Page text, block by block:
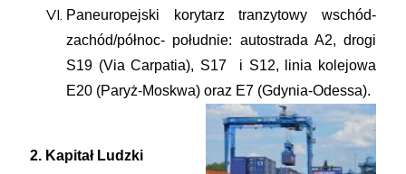
Paneuropejski korytarz tranzytowy wschód-
zachód/północ- południe: autostrada A2, drogi
S19 (Via Carpatia), S17 i S12, linia kolejowa
E20 (Paryż-Moskwa) oraz E7 (Gdynia-Odessa).
2. Kapitał Ludzki